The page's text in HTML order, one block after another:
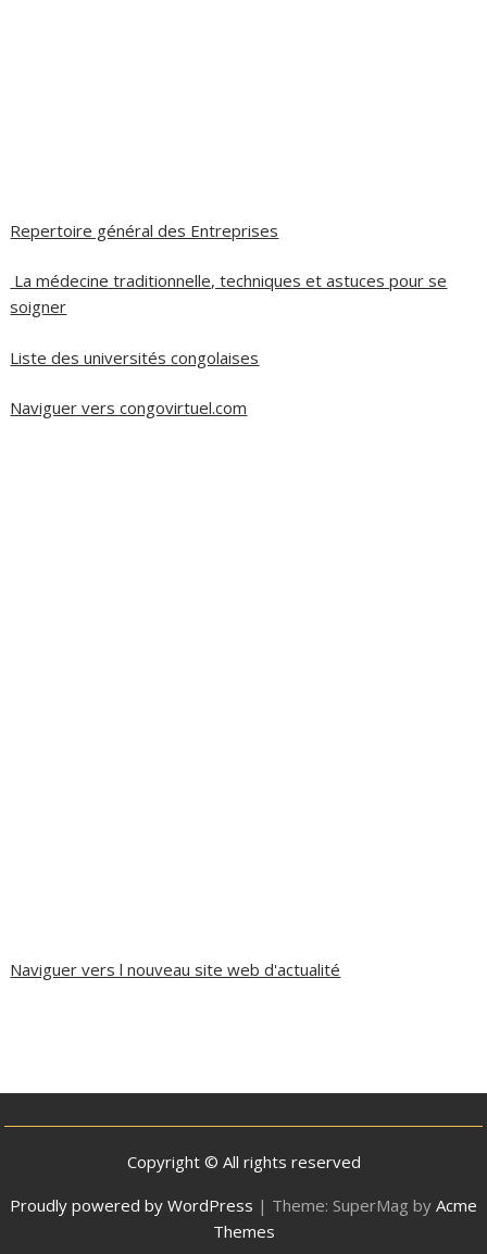
Repertoire général des Entreprises
La médecine traditionnelle, techniques et astuces pour se
soigner
Liste des universités congolaises
Naviguer vers congovirtuel.com
Naviguer vers l nouveau site web d'actualité
Copyright © All rights reserved
Proudly powered by WordPress | Theme: SuperMag by Acme
Themes